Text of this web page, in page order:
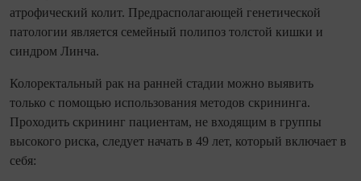
атрофический колит. Предрасполагающей генетической
патологии является семейный полипоз толстой кишки и
синдром Линча.
Колоректальный рак на ранней стадии можно выявить
только с помощью использования методов скрининга.
Проходить скрининг пациентам, не входящим в группы
высокого риска, следует начать в 49 лет, который включает в
себя: